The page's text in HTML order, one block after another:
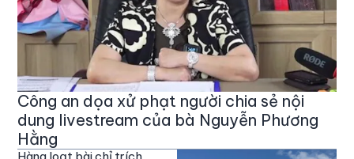
Công an dọa xử phạt người chia sẻ nội
dung livestream của bà Nguyễn Phương
Hằng